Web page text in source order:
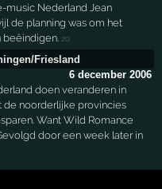
music Nederland Jean
de planning was om het
beëindigen.20
Friesland
6 december 2006
doen veranderen in
de noorderlijke provincies
Want Wild Romance
door een week later in